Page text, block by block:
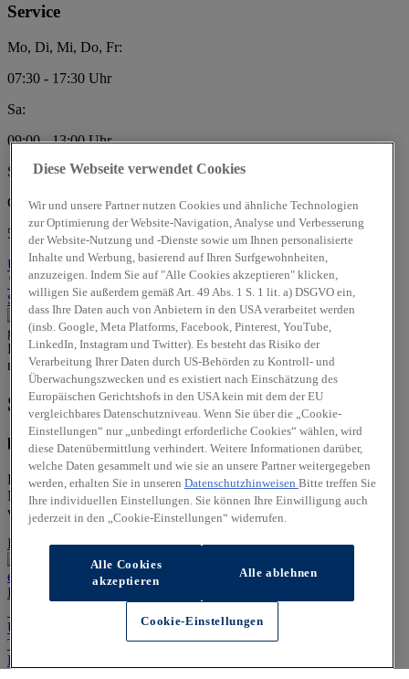
Service
Mo, Di, Mi, Do, Fr:
07:30 - 17:30 Uhr
Sa:
09:00 - 13:00 Uhr
SPN Auto-Team GmbH
Gewerbegebiet II
54533 Laufeld
Über uns Über uns
Standort
Kontakt 06572/781450Anrufen
Unser Team
Servicetermin
Sofort verfügbare Fahrzeuge
bei SPN Auto-Team GmbH in Laufeld
Hier finden Sie eine Auswahl unserer sofort verfügbaren Hyundai
Modelle. Schauen Sie sich die Fahrzeuge bei uns vor Ort an und
vereinbaren Sie eine Probefahrt.
Fahrzeuge anzeigenFahrzeuge anzeigen
Hyundai Werkstattservice
Unsere Service-ExpertenJetzt Servicetermin vereinbaren
Teile & Zubehör
Jetzt Zubehör-Katalog entdecken
Karriere
Diese Webseite verwendet Cookies
Wir und unsere Partner nutzen Cookies und ähnliche Technologien
zur Optimierung der Website-Navigation, Analyse und Verbesserung
der Website-Nutzung und -Dienste sowie um Ihnen personalisierte
Inhalte und Werbung, basierend auf Ihren Surfgewohnheiten,
anzuzeigen. Indem Sie auf "Alle Cookies akzeptieren" klicken,
willigen Sie außerdem gemäß Art. 49 Abs. 1 S. 1 lit. a) DSGVO ein,
dass Ihre Daten auch von Anbietern in den USA verarbeitet werden
(insb. Google, Meta Platforms, Facebook, Pinterest, YouTube,
LinkedIn, Instagram und Twitter). Es besteht das Risiko der
Verarbeitung Ihrer Daten durch US-Behörden zu Kontroll- und
Überwachungszwecken und es existiert nach Einschätzung des
Europäischen Gerichtshofs in den USA kein mit dem der EU
vergleichbares Datenschutzniveau. Wenn Sie über die „Cookie-
Einstellungen“ nur „unbedingt erforderliche Cookies“ wählen, wird
diese Datenübermittlung verhindert. Weitere Informationen darüber,
welche Daten gesammelt und wie sie an unsere Partner weitergegeben
werden, erhalten Sie in unseren Datenschutzhinweisen Bitte treffen Sie
Ihre individuellen Einstellungen. Sie können Ihre Einwilligung auch
jederzeit in den „Cookie-Einstellungen“ widerrufen.
Alle Cookies
akzeptieren
Alle ablehnen
Cookie-Einstellungen